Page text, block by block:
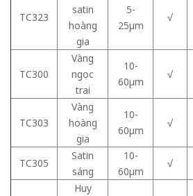
TC323
satin
hoàng
gia
5-
25μm
√
TC300
Vàng
ngọc
trai
10-
60μm
√
TC303
Vàng
hoàng
gia
10-
60μm
√
TC305
Satin
sáng
10-
60μm
√
Huy